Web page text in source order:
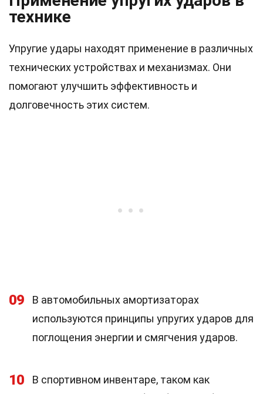
технике
Упругие удары находят применение в различных
технических устройствах и механизмах. Они
помогают улучшить эффективность и
долговечность этих систем.
09
В автомобильных амортизаторах
используются принципы упругих ударов для
поглощения энергии и смягчения ударов.
10
В спортивном инвентаре, таком как